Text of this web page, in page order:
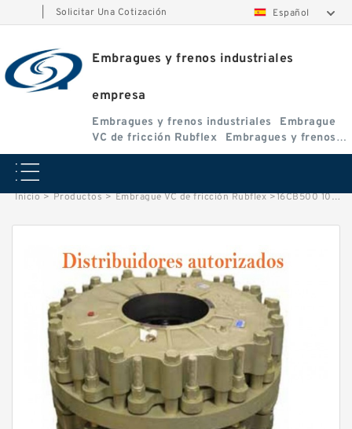
Solicitar Una Cotización Español
Embragues y frenos industriales
empresa
Embragues y frenos industriales
Embrague
VC de fricción Rubflex
Embragues y frenos
VC
Inicio > Productos > Embrague VC de fricción Rubflex >16CB500 105502 Eaton Airflex Embragues y Frenos